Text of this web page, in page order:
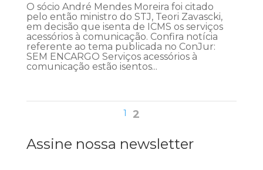
O sócio André Mendes Moreira foi citado
pelo então ministro do STJ, Teori Zavascki,
em decisão que isenta de ICMS os serviços
acessórios à comunicação. Confira notícia
referente ao tema publicada no ConJur:
SEM ENCARGO Serviços acessórios à
comunicação estão isentos...
1 2
Assine nossa newsletter